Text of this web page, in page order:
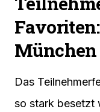
München
Das
so stark besetzt